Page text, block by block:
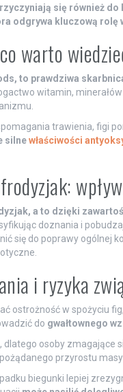
się również
odgrywa kluczową rolę
warto
to prawdziwa
witamin,
trawienia, figi
silnewłaściwości
a to dzięki
doznania i
się do poprawy ogólnej
i ryzyka
ostrożność w spożyciu
do gwałtownego
dlatego osoby zmagające
przyrostu masy
biegunki lepiej